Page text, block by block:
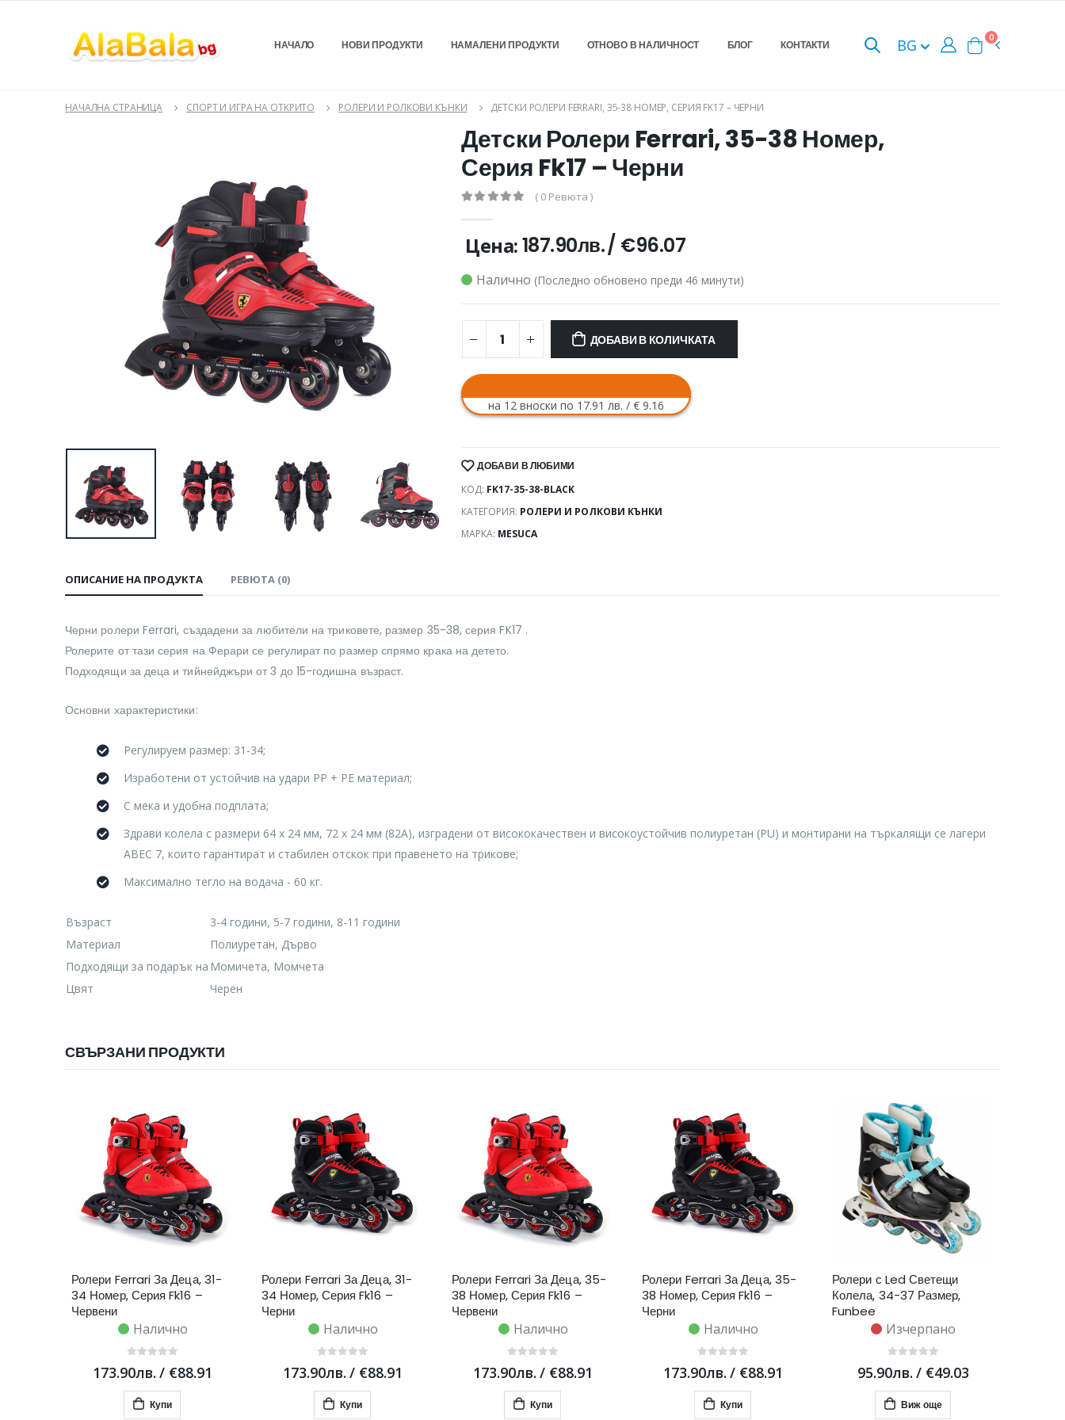
НАЧАЛО НОВИ ПРОДУКТИ НАМАЛЕНИ ПРОДУКТИ ОТНОВО В НАЛИЧНОСТ БЛОГ КОНТАКТИ BG 0
НАЧАЛНА СТРАНИЦА СПОРТ И ИГРА НА ОТКРИТО РОЛЕРИ И РОЛКОВИ КЪНКИ ДЕТСКИ РОЛЕРИ FERRARI, 35-38 НОМЕР, СЕРИЯ FK17 – ЧЕРНИ
Детски Ролери Ferrari, 35-38 Номер,
Серия Fk17 – Черни
( 0 Ревюта )
Цена:187.90лв./ €96.07
Налично (Последно обновено преди 46 минути)
ДОБАВИ В КОЛИЧКАТА
на 12 вноски по 17.91 лв. / € 9.16
ДОБАВИ В ЛЮБИМИ
КОД: FK17-35-38-BLACK
КАТЕГОРИЯ: РОЛЕРИ И РОЛКОВИ КЪНКИ
МАРКА: MESUCA
ОПИСАНИЕ НА ПРОДУКТА РЕВЮТА (0)
Черни ролери Ferrari, създадени за любители на триковете, размер 35-38, серия FK17 .
Ролерите от тази серия на Ферари се регулират по размер спрямо крака на детето.
Подходящи за деца и тийнейджъри от 3 до 15-годишна възраст.
Основни характеристики:
Регулируем размер: 31-34;
Изработени от устойчив на удари PP + PE материал;
С мека и удобна подплата;
Здрави колела с размери 64 х 24 мм, 72 x 24 мм (82А), изградени от висококачествен и високоустойчив полиуретан (PU) и монтирани на търкалящи се лагери
ABEC 7, които гарантират и стабилен отскок при правенето на трикове;
Максимално тегло на водача - 60 кг.
Възраст
3-4 години, 5-7 години, 8-11 години
Материал
Полиуретан, Дърво
Подходящи за подарък на Момичета, Момчета
Цвят
Черен
СВЪРЗАНИ ПРОДУКТИ
Ролери Ferrari За Деца, 31-
34 Номер, Серия Fk16 –
Червени
Налично
173.90лв. / €88.91
Купи
Ролери Ferrari За Деца, 31-
34 Номер, Серия Fk16 –
Черни
Налично
173.90лв. / €88.91
Купи
Ролери Ferrari За Деца, 35-
38 Номер, Серия Fk16 –
Червени
Налично
173.90лв. / €88.91
Купи
Ролери Ferrari За Деца, 35-
38 Номер, Серия Fk16 –
Черни
Налично
173.90лв. / €88.91
Купи
Ролери с Led Светещи
Колела, 34-37 Размер,
Funbee
Изчерпано
95.90лв. / €49.03
Виж още